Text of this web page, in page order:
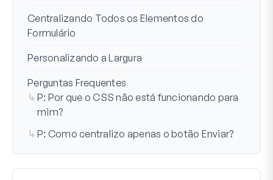
Centralizando Todos os Elementos do
Formulário
Personalizando a Largura
Perguntas Frequentes
P: Por que o CSS não está funcionando para
mim?
P: Como centralizo apenas o botão Enviar?